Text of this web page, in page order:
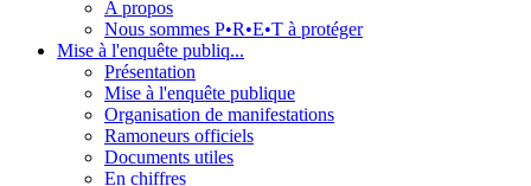
A propos
Nous sommes P•R•E•T à protéger
Mise à l'enquête publiq...
Présentation
Mise à l'enquête publique
Organisation de manifestations
Ramoneurs officiels
Documents utiles
En chiffres